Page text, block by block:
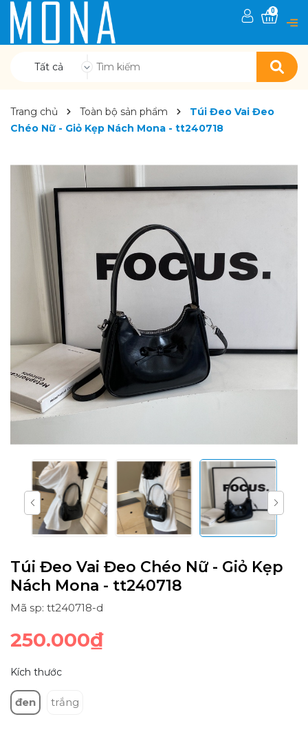
Tất cả
0
Trang chủ Toàn bộ sản phẩm
Túi Đeo Vai Đeo
Chéo Nữ - Giỏ Kẹp Nách Mona - tt240718
Túi Đeo Vai Đeo Chéo Nữ - Giỏ Kẹp
Nách Mona - tt240718
Mã sp: tt240718-d
250.000₫
Kích thước
đen trắng